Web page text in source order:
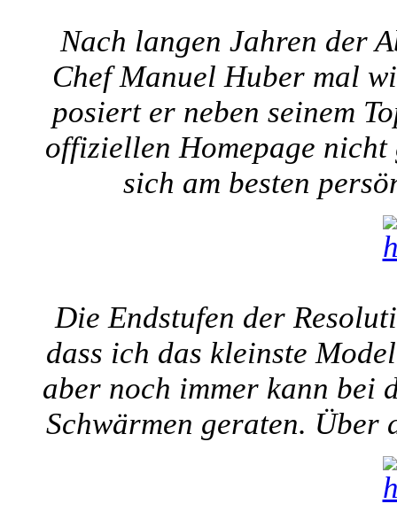
Nach langen Jahren der
Chef Manuel Huber mal
posiert er neben seinem
offiziellen Homepage nicht
sich am besten
Die Endstufen der
dass ich das kleinste
aber noch immer kann bei
Schwärmen geraten.